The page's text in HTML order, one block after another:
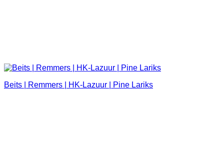
Beits | Remmers | HK-Lazuur | Pine Lariks